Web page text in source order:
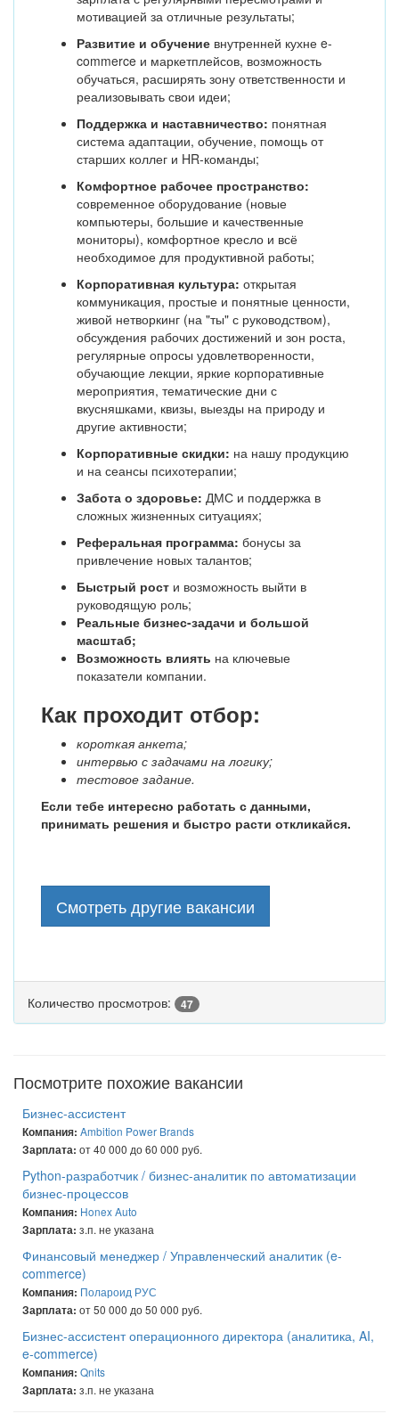
мотивацией за отличные результаты;
Развитие и обучение внутренней кухне e-
commerce и маркетплейсов, возможность
обучаться, расширять зону ответственности и
реализовывать свои идеи;
Поддержка и наставничество: понятная
система адаптации, обучение, помощь от
старших коллег и HR-команды;
Комфортное рабочее пространство:
современное оборудование (новые
компьютеры, большие и качественные
мониторы), комфортное кресло и всё
необходимое для продуктивной работы;
Корпоративная культура: открытая
коммуникация, простые и понятные ценности,
живой нетворкинг (на "ты" с руководством),
обсуждения рабочих достижений и зон роста,
регулярные опросы удовлетворенности,
обучающие лекции, яркие корпоративные
мероприятия, тематические дни с
вкусняшками, квизы, выезды на природу и
другие активности;
Корпоративные скидки: на нашу продукцию
и на сеансы психотерапии;
Забота о здоровье: ДМС и поддержка в
сложных жизненных ситуациях;
Реферальная программа: бонусы за
привлечение новых талантов;
Быстрый рост и возможность выйти в
руководящую роль;
Реальные бизнес-задачи и большой
масштаб;
Возможность влиять на ключевые
показатели компании.
Как проходит отбор:
короткая анкета;
интервью с задачами на логику;
тестовое задание.
Если тебе интересно работать с данными,
принимать решения и быстро расти откликайся.
Смотреть другие вакансии
Количество просмотров: 47
Посмотрите похожие вакансии
Бизнес-ассистент
Компания: Ambition Power Brands
Зарплата: от 40 000 до 60 000 руб.
Python-разработчик / бизнес-аналитик по автоматизации
бизнес-процессов
Компания: Honex Auto
Зарплата: з.п. не указана
Финансовый менеджер / Управленческий аналитик (e-
commerce)
Компания: Полароид РУС
Зарплата: от 50 000 до 50 000 руб.
Бизнес-ассистент операционного директора (аналитика, AI,
e-commerce)
Компания: Qnits
Зарплата: з.п. не указана